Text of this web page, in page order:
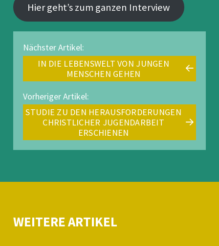
Hier geht’s zum ganzen Interview
Nächster Artikel:
IN DIE LEBENSWELT VON JUNGEN
MENSCHEN GEHEN
Vorheriger Artikel:
STUDIE ZU DEN HERAUSFORDERUNGEN
CHRISTLICHER JUGENDARBEIT
ERSCHIENEN
WEITERE ARTIKEL